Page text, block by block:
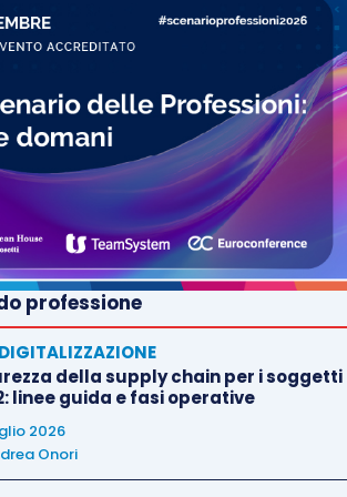
professione
della supply chain per i soggetti
linee guida e fasi operative
2026
Onori